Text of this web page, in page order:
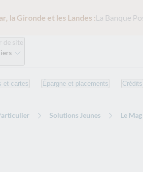
la Gironde et les Landes :La Banque
de site
et cartes Épargne et placements Crédits
Solutions Jeunes Le